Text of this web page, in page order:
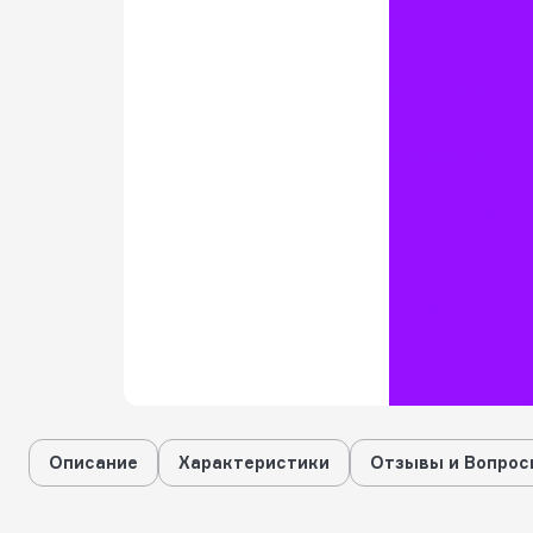
Описание Характеристики Отзывы и